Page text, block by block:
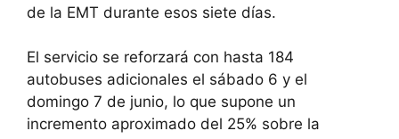
de la EMT durante esos siete días.
El servicio se reforzará con hasta 184
autobuses adicionales el sábado 6 y el
domingo 7 de junio, lo que supone un
incremento aproximado del 25% sobre la